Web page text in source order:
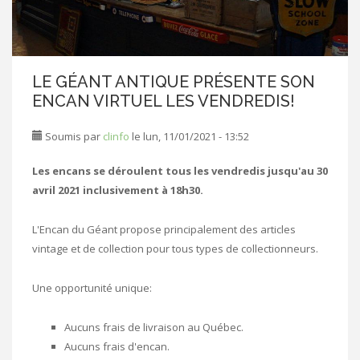
LE GÉANT ANTIQUE PRÉSENTE SON
ENCAN VIRTUEL LES VENDREDIS!
Soumis par clinfo le lun, 11/01/2021 - 13:52
Les encans se déroulent tous les vendredis jusqu'au 30
avril 2021 inclusivement à 18h30.
L'Encan du Géant propose principalement des articles
vintage et de collection pour tous types de collectionneurs.
Une opportunité unique:
Aucuns frais de livraison au Québec.
Aucuns frais d'encan.